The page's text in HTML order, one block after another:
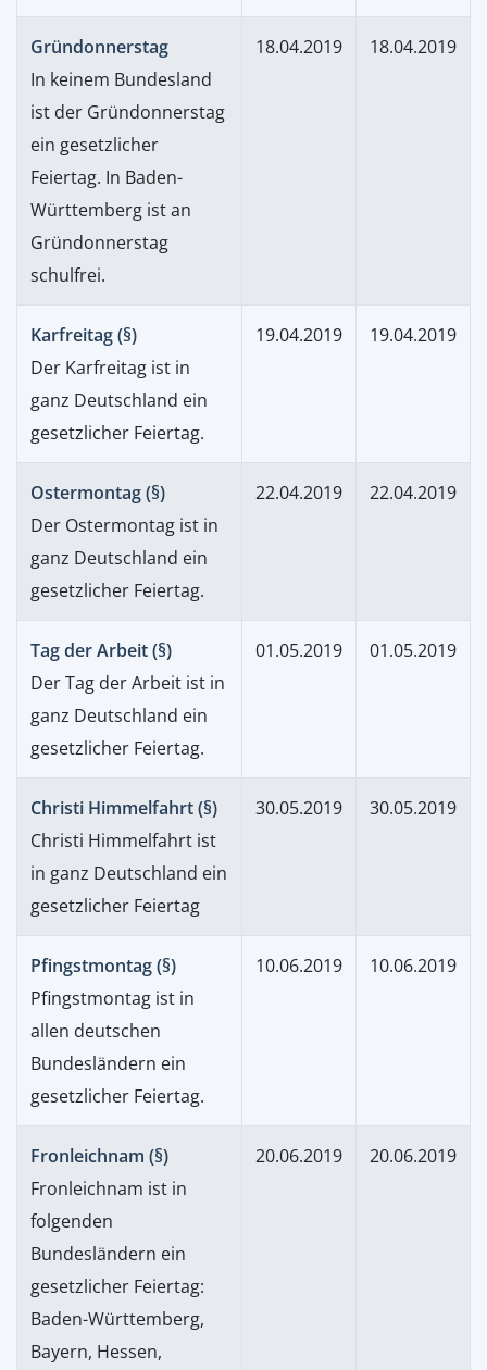
Gründonnerstag
In keinem Bundesland
ist der Gründonnerstag
ein gesetzlicher
Feiertag. In Baden-
Württemberg ist an
Gründonnerstag
schulfrei.
18.04.2019 18.04.2019
Karfreitag (§)
Der Karfreitag ist in
ganz Deutschland ein
gesetzlicher Feiertag.
19.04.2019 19.04.2019
Ostermontag (§)
Der Ostermontag ist in
ganz Deutschland ein
gesetzlicher Feiertag.
22.04.2019 22.04.2019
Tag der Arbeit (§)
Der Tag der Arbeit ist in
ganz Deutschland ein
gesetzlicher Feiertag.
01.05.2019 01.05.2019
Christi Himmelfahrt (§)
Christi Himmelfahrt ist
in ganz Deutschland ein
gesetzlicher Feiertag
30.05.2019 30.05.2019
Pfingstmontag (§)
Pfingstmontag ist in
allen deutschen
Bundesländern ein
gesetzlicher Feiertag.
10.06.2019 10.06.2019
Fronleichnam (§)
Fronleichnam ist in
folgenden
Bundesländern ein
gesetzlicher Feiertag:
Baden-Württemberg,
Bayern, Hessen,
20.06.2019 20.06.2019